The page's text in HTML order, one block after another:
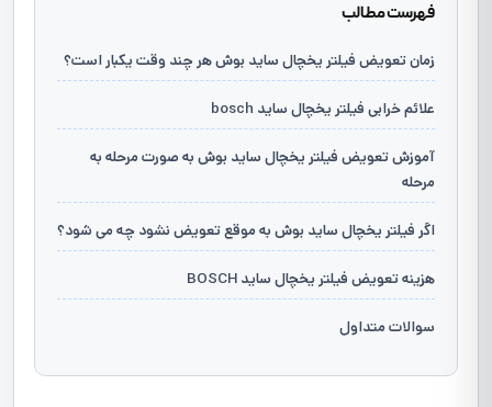
فهرست مطالب
زمان تعویض فیلتر یخچال ساید بوش هر چند وقت یکبار است؟
علائم خرابی فیلتر یخچال ساید bosch
آموزش تعویض فیلتر یخچال ساید بوش به صورت مرحله به
مرحله
اگر فیلتر یخچال ساید بوش به موقع تعویض نشود چه می شود؟
هزینه تعویض فیلتر یخچال ساید BOSCH
سوالات متداول